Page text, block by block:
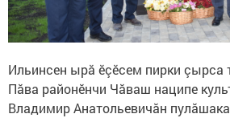
Ильинсен ырӑ ӗçӗсем пирки çырса
Пăва районӗнчи Чăваш наципе
Владимир Анатольевичӑн